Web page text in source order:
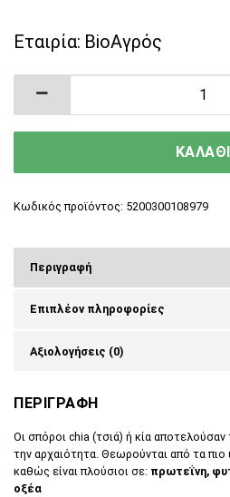
Εταιρία: BioΑγρός
Vegan Βιολογικοί
ΚΑΛΑΘΙ
Κωδικός προϊόντος: 5200300108979
Περιγραφή
Επιπλέον πληροφορίες
Αξιολογήσεις (0)
ΠΕΡΙΓΡΑΦΗ
Οι σπόροι chia (τσιά) ή κία
την αρχαιότητα. Θεωρούνται από τα πιο
καθώς είναι πλούσιοι σε: πρωτεΐνη,
οξέα